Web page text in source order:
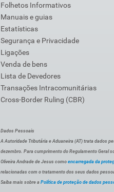
Folhetos Informativos
Manuais e guias
Estatísticas
Segurança e Privacidade
Ligações
Venda de bens
Lista de Devedores
Transações Intracomunitárias
Cross-Border Ruling (CBR)
Dados Pessoais
A Autoridade Tributária e Aduaneira (AT) trata dados
dezembro. Para cumprimento do Regulamento Geral
Oliveira Andrade de Jesus como encarregada da
relacionadas com o tratamento dos seus dados
Saiba mais sobre a Política de proteção de dados